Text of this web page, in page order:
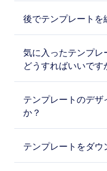
後でテンプレートを
気に入ったテンプ
どうすればいいです
テンプレートのデ
か？
テンプレートをダウ